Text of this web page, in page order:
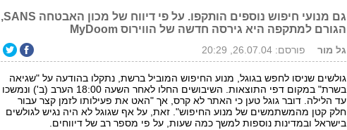
גם מנועי חיפוש נוספים הותקפו. על פי דיווח של מכון האבטחה SANS,
הגורם למתקפה היא גירסה חדשה של הווירוס MyDoom
גל מור פורסם: 26.07.04, 20:29
גולשים שניסו לחפש בגוגל, מנוע החיפוש המוביל ברשת, נתקלו בהודעה על "שגיאה
בשרת" במקום דפי התוצאות. השיבושים החלו לאחר השעה 18:00 הערב (ב') ונמשכו
עד הלילה. דובר גוגל טען כי האתר לא קרס, אך "האט את פעילותו לזמן קצר עבור
חלק קטן מהמשתמשים של מנוע החיפוש". זאת, על אף שגוגל לא היה נגיש לגולשים
בישראל ובמדינות נוספות למשך כמה שעות, על פי מספר רב של דיווחים.